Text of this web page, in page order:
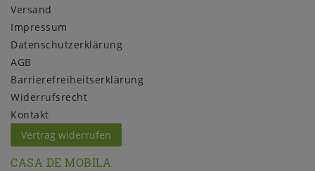
Versand
Impressum
Daten­schutz­erklärung
AGB
Barrierefreiheitserklärung
Widerrufs­recht
Kontakt
Vertrag widerrufen
CASA DE MOBILA